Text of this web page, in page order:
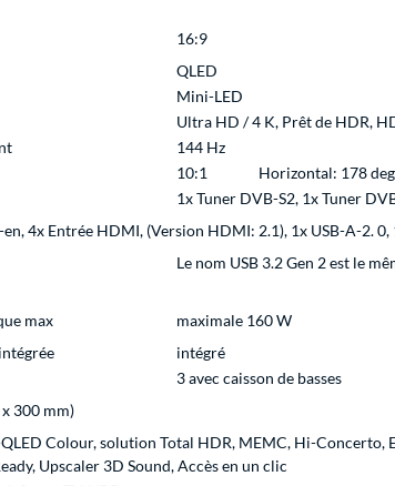
16:9
QLED
Mini-LED
Ultra HD / 4 K, Prêt de HDR,
144 Hz
10:1
Horizontal: 178
1x Tuner DVB-S2, 1x Tuner
4x Entrée HDMI, (Version HDMI: 2.1), 1x USB-A-2.
Le nom USB 3.2 Gen 2 est le
max
maximale 160 W
intégré
3 avec caisson de basses
300 mm)
Colour, solution Total HDR, MEMC, Hi-Concerto,
Upscaler 3D Sound, Accès en un clic